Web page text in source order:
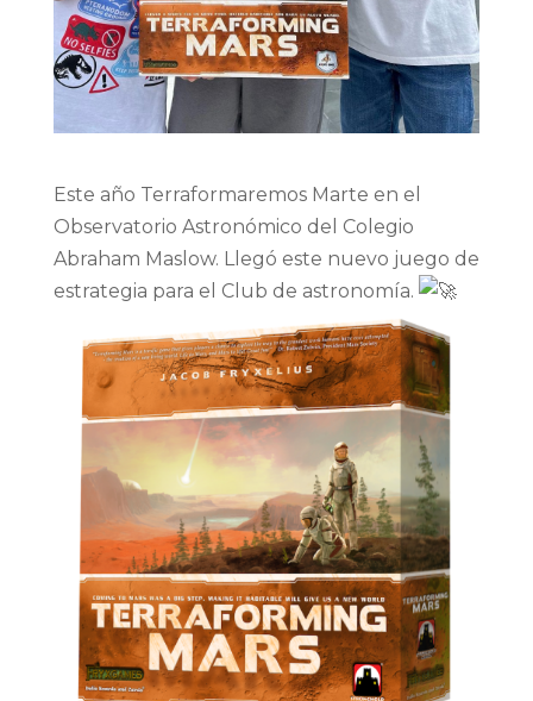
Este año Terraformaremos Marte en el
Observatorio Astronómico del Colegio
Abraham Maslow. Llegó este nuevo juego de
estrategia para el Club de astronomía.